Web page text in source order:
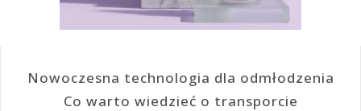
Nowoczesna technologia dla odmłodzenia
Co warto wiedzieć o transporcie